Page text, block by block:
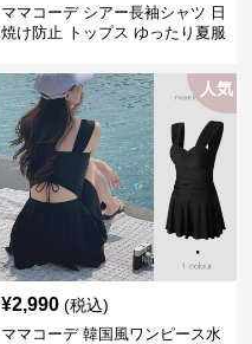
ママコーデ シアー長袖シャツ 日
焼け防止 トップス ゆったり夏服
人気
¥2,990 (税込)
ママコーデ 韓国風ワンピース水